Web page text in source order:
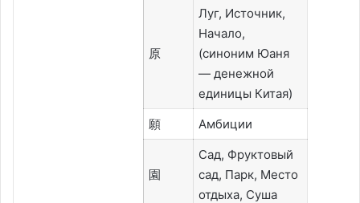
原
Луг, Источник,
Начало,
(синоним Юаня
— денежной
единицы Китая)
願
Амбиции
園
Сад, Фруктовый
сад, Парк, Место
отдыха, Суша